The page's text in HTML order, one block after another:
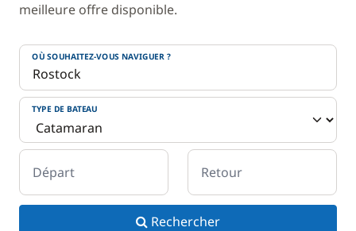
meilleure offre disponible.
OÙ SOUHAITEZ-VOUS NAVIGUER ?
TYPE DE BATEAU
Départ Retour
Rechercher